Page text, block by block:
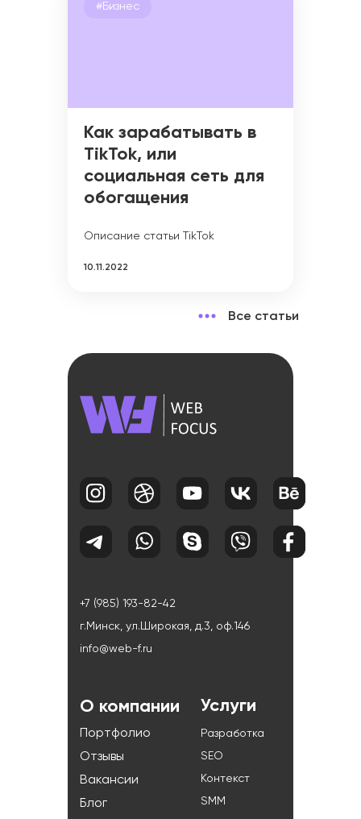
#Бизнес
Как зарабатывать в
TikTok, или
социальная сеть для
обогащения
Описание статьи TikTok
10.11.2022
Все статьи
+7 (985) 193-82-42
г.Минск, ул.Широкая, д.3, оф.146
info@web-f.ru
О компании
Портфолио
Отзывы
Вакансии
Блог
Услуги
Разработка
SEO
Контекст
SMM